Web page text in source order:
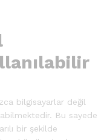
bilgisayarlar değil
Bu sayede
bir şekilde